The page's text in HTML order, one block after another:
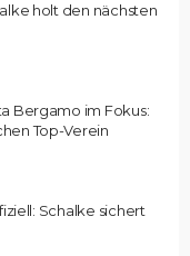
holt den nächsten
Bergamo im Fokus:
Top-Verein
Schalke sichert